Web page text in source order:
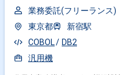
業務委託(フリーランス)
東京都
新宿駅
COBOL
DB2
汎用機